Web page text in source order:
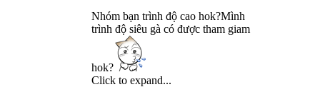
Nhóm bạn trình độ cao hok?Mình
trình độ siêu gà có được tham giam
hok?
Click to expand...